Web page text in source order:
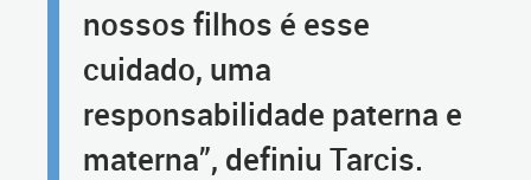
nossos filhos é esse
cuidado, uma
responsabilidade paterna e
materna”, definiu Tarcis.